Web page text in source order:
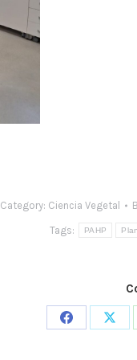
Category: Ciencia Vegetal
Tags: PAHP
Share